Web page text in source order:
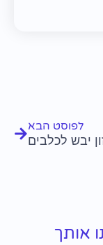
לפוסט הבא
יבש לכלבים
אותך